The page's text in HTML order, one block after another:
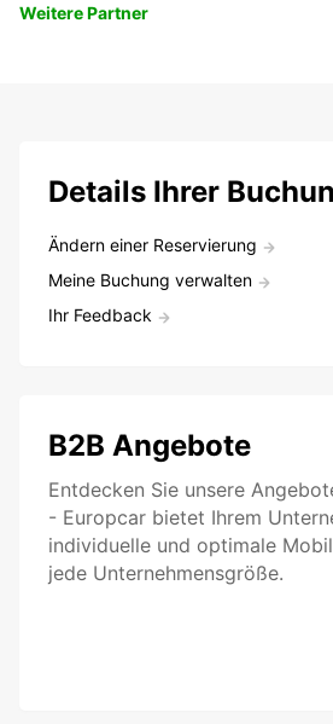
Weitere Partner
Details Ihrer
Ändern einer Reservierung
Meine Buchung verwalten
Ihr Feedback
B2B Angebote
Entdecken Sie unsere
- Europcar bietet Ihrem
individuelle und optimale
jede Unternehmensgröße.